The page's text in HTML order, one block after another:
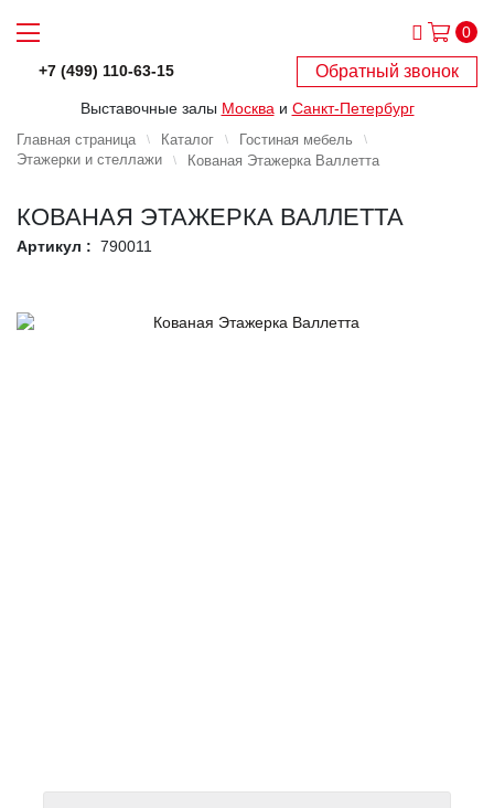
0
+7 (499) 110-63-15 Обратный звонок
Выставочные залы Москва и Санкт-Петербург
Главная страница Каталог
Гостиная мебель
Этажерки и стеллажи
Кованая Этажерка Валлетта
КОВАНАЯ ЭТАЖЕРКА ВАЛЛЕТТА
Артикул : 790011